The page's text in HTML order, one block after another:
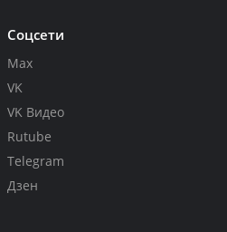
Соцсети
Max
VK
VK Видео
Rutube
Telegram
Дзен